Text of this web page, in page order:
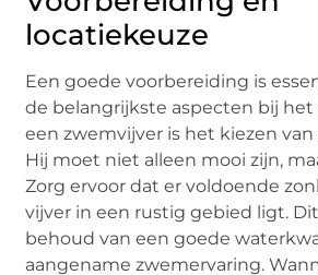
locatiekeuze
Een goede voorbereiding is
de belangrijkste aspecten bij het
een zwemvijver is het kiezen
Hij moet niet alleen mooi zijn,
Zorg ervoor dat er voldoende
vijver in een rustig gebied ligt.
behoud van een goede
aangename zwemervaring.